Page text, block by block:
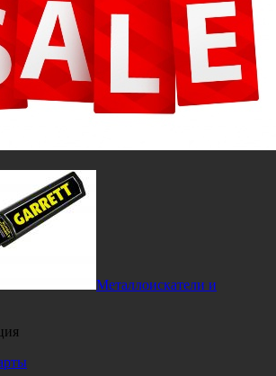
Металлоискатели и